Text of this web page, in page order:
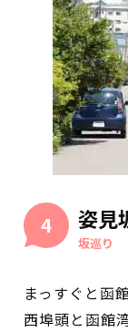
4 姿見
坂巡り
まっすぐと函
西埠頭と函館